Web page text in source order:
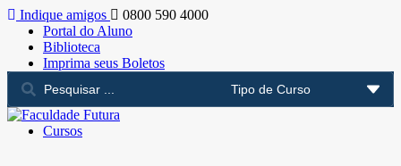
Indique amigos
0800 590 4000
Portal do Aluno
Biblioteca
Imprima seus Boletos
Cursos